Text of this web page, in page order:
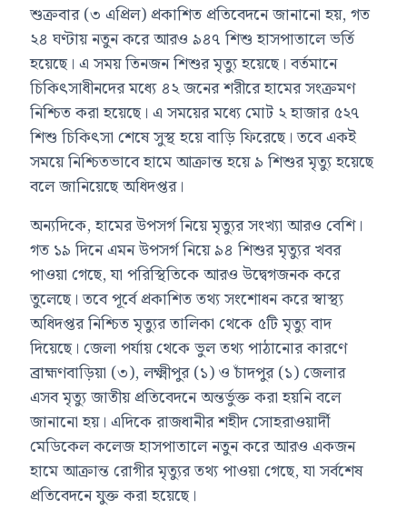
শুক্রবার (৩ এপ্রিল) প্রকাশিত প্রতিবেদনে জানানো হয়, গত
২৪ ঘণ্টায় নতুন করে আরও ৯৪৭ শিশু হাসপাতালে ভর্তি
হয়েছে। এ সময় তিনজন শিশুর মৃত্যু হয়েছে। বর্তমানে
চিকিৎসাধীনদের মধ্যে ৪২ জনের শরীরে হামের সংক্রমণ
নিশ্চিত করা হয়েছে। এ সময়ের মধ্যে মোট ২ হাজার ৫২৭
শিশু চিকিৎসা শেষে সুস্থ হয়ে বাড়ি ফিরেছে। তবে একই
সময়ে নিশ্চিতভাবে হামে আক্রান্ত হয়ে ৯ শিশুর মৃত্যু হয়েছে
বলে জানিয়েছে অধিদপ্তর।
অন্যদিকে, হামের উপসর্গ নিয়ে মৃত্যুর সংখ্যা আরও বেশি।
গত ১৯ দিনে এমন উপসর্গ নিয়ে ৯৪ শিশুর মৃত্যুর খবর
পাওয়া গেছে, যা পরিস্থিতিকে আরও উদ্বেগজনক করে
তুলেছে। তবে পূর্বে প্রকাশিত তথ্য সংশোধন করে স্বাস্থ্য
অধিদপ্তর নিশ্চিত মৃত্যুর তালিকা থেকে ৫টি মৃত্যু বাদ
দিয়েছে। জেলা পর্যায় থেকে ভুল তথ্য পাঠানোর কারণে
ব্রাহ্মণবাড়িয়া (৩), লক্ষ্মীপুর (১) ও চাঁদপুর (১) জেলার
এসব মৃত্যু জাতীয় প্রতিবেদনে অন্তর্ভুক্ত করা হয়নি বলে
জানানো হয়। এদিকে রাজধানীর শহীদ সোহরাওয়ার্দী
মেডিকেল কলেজ হাসপাতালে নতুন করে আরও একজন
হামে আক্রান্ত রোগীর মৃত্যুর তথ্য পাওয়া গেছে, যা সর্বশেষ
প্রতিবেদনে যুক্ত করা হয়েছে।